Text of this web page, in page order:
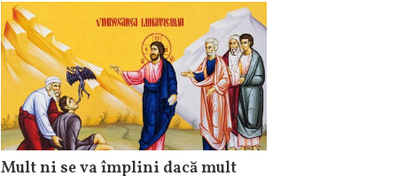
Mult ni se va împlini dacă mult